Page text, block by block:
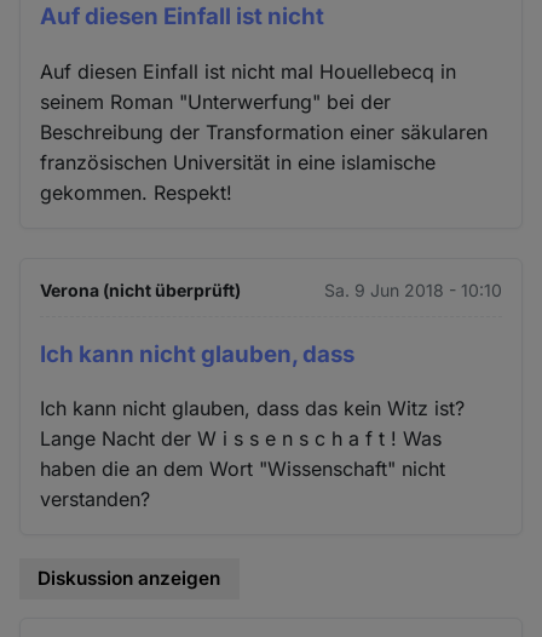
Auf diesen Einfall ist nicht
Auf diesen Einfall ist nicht mal Houellebecq in
seinem Roman "Unterwerfung" bei der
Beschreibung der Transformation einer säkularen
französischen Universität in eine islamische
gekommen. Respekt!
Verona (nicht überprüft) Sa. 9 Jun 2018 - 10:10
Ich kann nicht glauben, dass
Ich kann nicht glauben, dass das kein Witz ist?
Lange Nacht der W i s s e n s c h a f t ! Was
haben die an dem Wort "Wissenschaft" nicht
verstanden?
Diskussion anzeigen